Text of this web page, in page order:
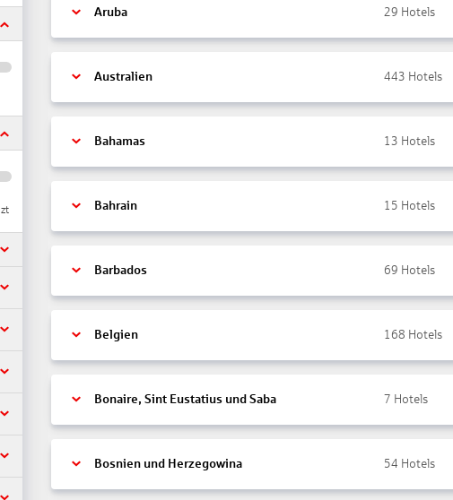
Aruba 29 Hotels
Australien 443 Hotels
Bahamas 13 Hotels
Bahrain 15 Hotels
Barbados 69 Hotels
Belgien 168 Hotels
Bonaire, Sint Eustatius und Saba 7 Hotels
Bosnien und Herzegowina 54 Hotels